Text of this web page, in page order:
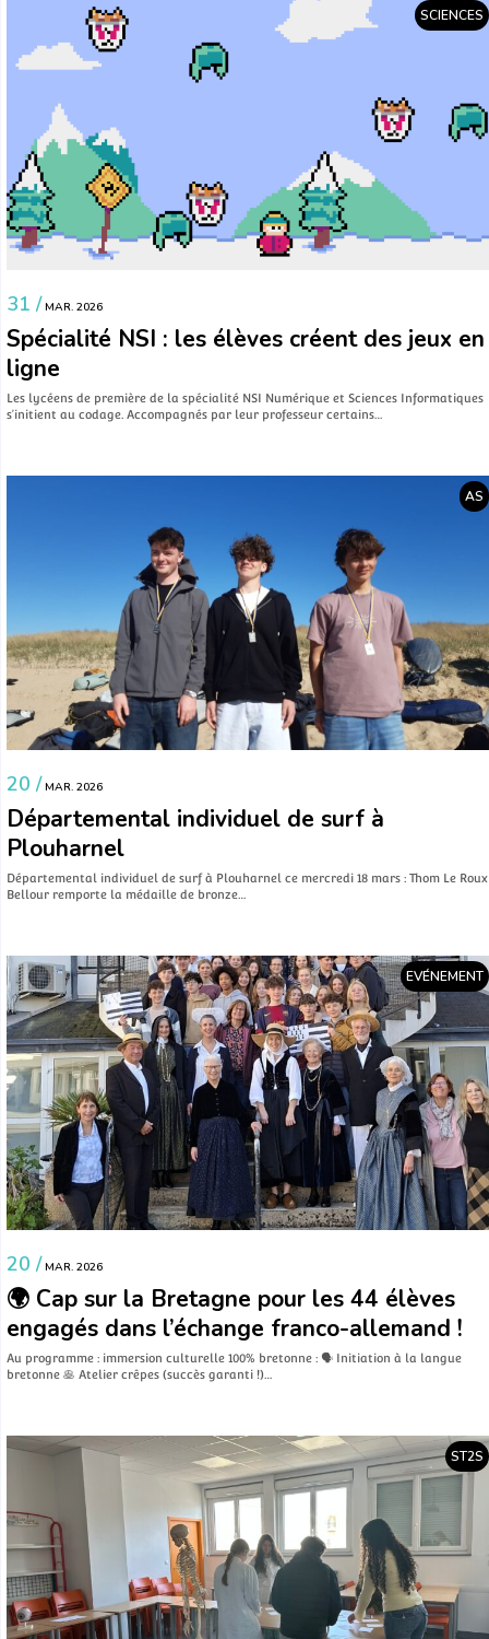
SCIENCES
31 / MAR. 2026
Spécialité NSI : les élèves créent des jeux en
ligne
Les lycéens de première de la spécialité NSI Numérique et Sciences Informatiques
s’initient au codage. Accompagnés par leur professeur certains…
AS
20 / MAR. 2026
Départemental individuel de surf à
Plouharnel
Départemental individuel de surf à Plouharnel ce mercredi 18 mars : Thom Le Roux
Bellour remporte la médaille de bronze…
EVÉNEMENT
20 / MAR. 2026
🌍 Cap sur la Bretagne pour les 44 élèves
engagés dans l’échange franco-allemand !
Au programme : immersion culturelle 100% bretonne : 🗣️ Initiation à la langue
bretonne 🥞 Atelier crêpes (succès garanti !)…
ST2S